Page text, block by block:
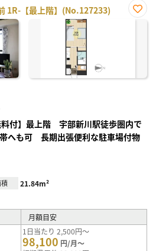
1R-【最上階】(No.127233)
お気
料付】最上階 宇部新川駅徒歩圏内で
へも可 長期出張便利な駐車場付物
21.84m²
月額目安
1日当たり 2,500円～
98,100 円/月～